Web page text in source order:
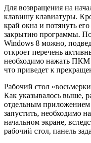
Для возвращения на
клавишу клавиатуры.
край окна и потянуть
закрытию программы.
Windows 8 можно,
откроет перечень
необходимо нажать ПКМ
что приведет к
Рабочий стол
Как указывалось выше,
отдельным
запустить, необходимо
начальном экране,
рабочий стол, панель